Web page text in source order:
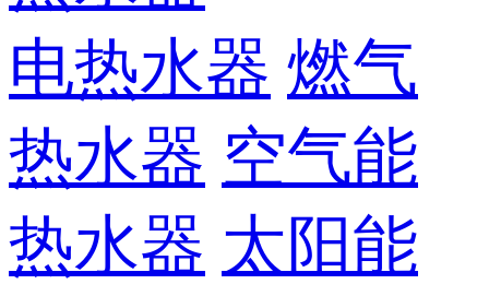
电热水器 燃气
热水器 空气能
热水器 太阳能